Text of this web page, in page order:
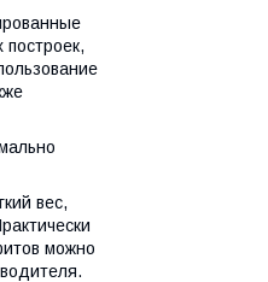
вес,
можно